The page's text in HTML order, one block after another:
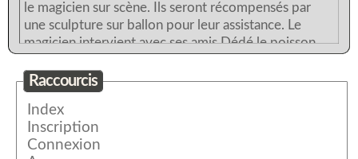
le magicien sur scène. Ils seront récompensés par
une sculpture sur ballon pour leur assistance. Le
magicien intervient avec ses amis Dédé le poisson
magicien fera une incroyable expérience avec une
petite fille du public où cellle-ci sera en catalepsie
sur une chaise. Un spectacle complet où rire et
participation des enfants seront au rendez-vous.
UN PEU DE MAGIE POUR NOËL
Raccourcis
Index
Inscription
Connexion